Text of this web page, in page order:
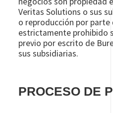
Veritas Solutions o sus
o reproducción por parte
estrictamente prohibido
previo por escrito de
sus subsidiarias.
PROCESO DE